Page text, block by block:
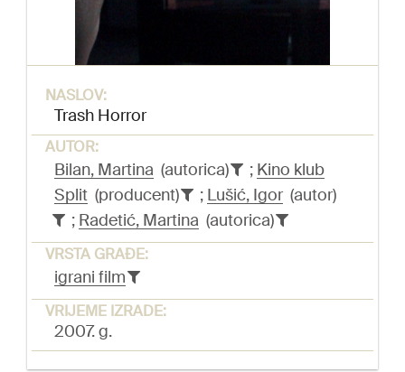
NASLOV:
Trash Horror
AUTOR:
Bilan, Martina (autorica) ; Kino klub
Split (producent) ; Lušić, Igor (autor)
; Radetić, Martina (autorica)
VRSTA GRAĐE:
igrani film
VRIJEME IZRADE:
2007. g.